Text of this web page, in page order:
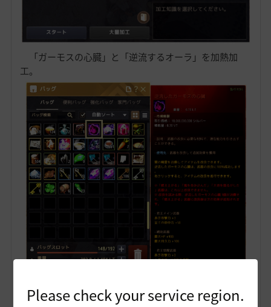
Please check your service region.
「ガーモスの心臓」と「逆流するオーラ」を加熱加
工。